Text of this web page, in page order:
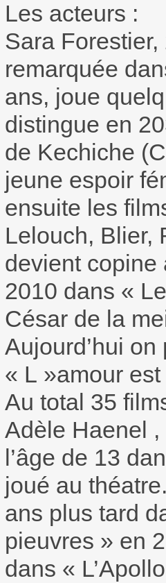
Les acteurs :
Sara
remarquée
ans, joue
distingue en
de Kechiche
jeune espoir
ensuite les
Lelouch, Blier,
devient copine
2010 dans «
César de la
Aujourd’hui
« L »amour
Au total 35
Adèle Haenel ,
l’âge de 13
joué au
ans plus tard
pieuvres » en
dans «